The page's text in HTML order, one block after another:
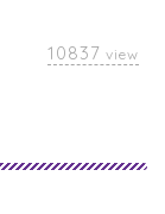
10837 view